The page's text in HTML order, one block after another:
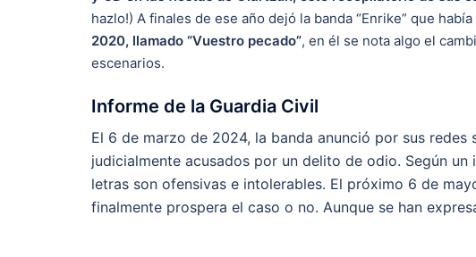
hazlo!) A finales de ese año dejó la banda “Enrike” que
2020, llamado “Vuestro pecado”, en él se nota algo el
escenarios.
Informe de la Guardia Civil
El 6 de marzo de 2024, la banda anunció por sus
judicialmente acusados por un delito de odio. Según
letras son ofensivas e intolerables. El próximo 6 de
finalmente prospera el caso o no. Aunque se han